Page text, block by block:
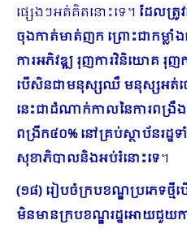
ផ្សេងៗអត់គិតនោះទេ។ ដែលត្រូ
ចុងកាត់មាត់ញក ព្រោះជាកម្ល
ការអភិវឌ្ឍ រុញការវិនិយោគ រុញ
បើសិនជាមនុស្សឈឺ មនុស្សអត់ច
នេះជាដំណាក់កាលនៃការពង្រឹ
ពង្រីក៤០% នៅគ្រប់ស្ថាប័នរដ្
សុខាភិបាលនិងអប់រំនោះទេ។
(១៨) រៀបចំក្របខណ្ឌប្រភេទថ្
មិនមានក្របខណ្ឌរដ្ឋអោយជួយក